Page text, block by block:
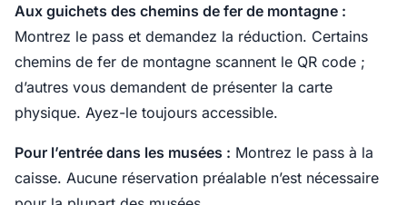
Aux guichets des chemins de fer de montagne :
Montrez le pass et demandez la réduction. Certains
chemins de fer de montagne scannent le QR code ;
d’autres vous demandent de présenter la carte
physique. Ayez-le toujours accessible.
Pour l’entrée dans les musées : Montrez le pass à la
caisse. Aucune réservation préalable n’est nécessaire